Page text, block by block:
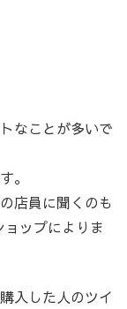
なことが多いで
。
店員に聞くのも
ップによりま
入した人のツイ